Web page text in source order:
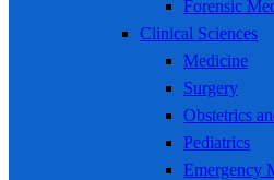
Forensic
Clinical Sciences
Medicine
Surgery
Obstetrics
Pediatrics
Emergency